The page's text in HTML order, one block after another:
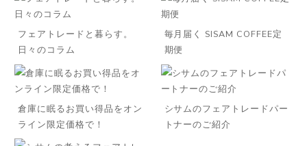
フェアトレードと暮らす。
日々のコラム
毎月届く SISAM COFFEE定
期便
倉庫に眠るお買い得品をオン
ライン限定価格で！
シサムのフェアトレードパー
トナーのご紹介